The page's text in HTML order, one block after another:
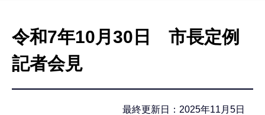
令和7年10月30日 市長定例
記者会見
最終更新日：2025年11月5日